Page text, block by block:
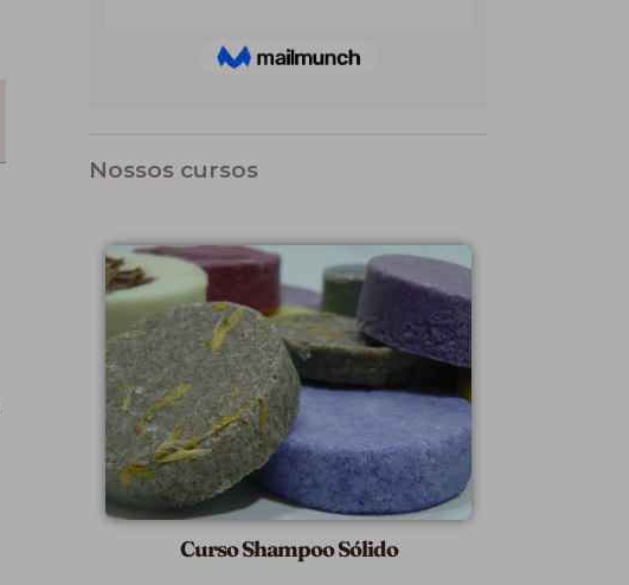
Nossos cursos
Curso Shampoo Sólido